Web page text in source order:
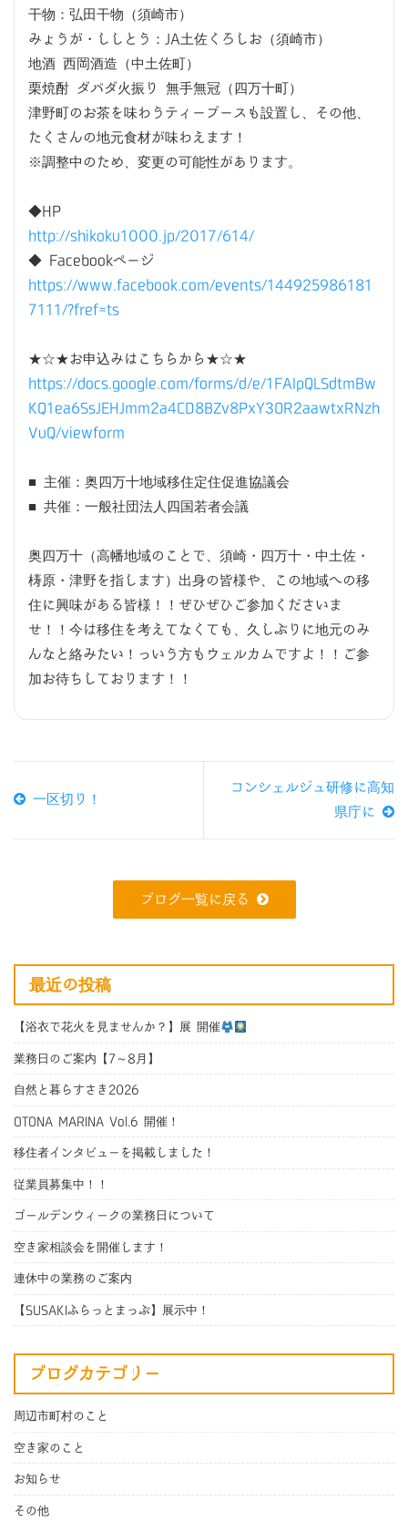
干物：弘田干物（須崎市）
みょうが・ししとう：JA土佐くろしお（須崎市）
地酒 西岡酒造（中土佐町）
栗焼酎 ダバダ火振り 無手無冠（四万十町）
津野町のお茶を味わうティーブースも設置し、その他、
たくさんの地元食材が味わえます！
※調整中のため、変更の可能性があります。
◆HP
http://shikoku1000.jp/2017/614/
◆ Facebookページ
https://www.facebook.com/events/144925986181
7111/?fref=ts
★☆★お申込みはこちらから★☆★
https://docs.google.com/forms/d/e/1FAIpQLSdtmBw
KQ1ea6SsJEHJmm2a4CD8BZv8PxY3OR2aawtxRNzh
VuQ/viewform
■ 主催：奥四万十地域移住定住促進協議会
■ 共催：一般社団法人四国若者会議
奥四万十（高幡地域のことで、須崎・四万十・中土佐・
梼原・津野を指します）出身の皆様や、この地域への移
住に興味がある皆様！！ぜひぜひご参加くださいま
せ！！今は移住を考えてなくても、久しぶりに地元のみ
んなと絡みたい！っいう方もウェルカムですよ！！ご参
加お待ちしております！！
一区切り！
コンシェルジュ研修に高知
県庁に
ブログ一覧に戻る
最近の投稿
【浴衣で花火を見ませんか？】展 開催
業務日のご案内【7～8月】
自然と暮らすさき2026
OTONA MARINA Vol.6 開催！
移住者インタビューを掲載しました！
従業員募集中！！
ゴールデンウィークの業務日について
空き家相談会を開催します！
連休中の業務のご案内
【SUSAKIふらっとまっぷ】展示中！
ブログカテゴリー
周辺市町村のこと
空き家のこと
お知らせ
その他